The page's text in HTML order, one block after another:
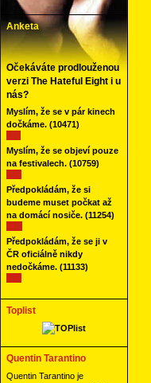
Anketa
Očekáváte prodlouženou
verzi The Hateful Eight i u
nás?
Myslím, že se v pár kinech
dočkáme. (10471)
Myslím, že se objeví pouze
na festivalech. (10759)
Předpokládám, že si
budeme muset počkat až
na domácí nosiče. (11254)
Předpokládám, že se ji v
ČR oficiálně nikdy
nedočkáme. (11133)
Toplist
Quentin Tarantino
Quentin Tarantino je